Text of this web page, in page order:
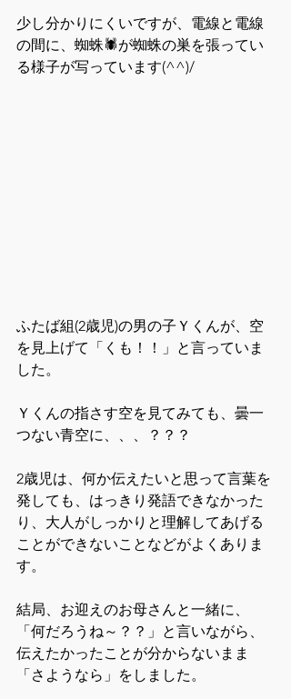
少し分かりにくいですが、電線と電線
の間に、蜘蛛🕷が蜘蛛の巣を張ってい
る様子が写っています(^^)/
ふたば組(2歳児)の男の子Ｙくんが、空
を見上げて「くも！！」と言っていま
した。
Ｙくんの指さす空を見てみても、曇一
つない青空に、、、？？？
2歳児は、何か伝えたいと思って言葉を
発しても、はっきり発語できなかった
り、大人がしっかりと理解してあげる
ことができないことなどがよくありま
す。
結局、お迎えのお母さんと一緒に、
「何だろうね～？？」と言いながら、
伝えたかったことが分からないまま
「さようなら」をしました。